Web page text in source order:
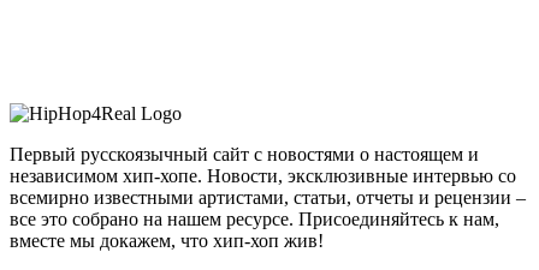
Первый русскоязычный сайт с новостями о настоящем и
независимом хип-хопе. Новости, эксклюзивные интервью со
всемирно известными артистами, статьи, отчеты и рецензии –
все это собрано на нашем ресурсе. Присоединяйтесь к нам,
вместе мы докажем, что хип-хоп жив!